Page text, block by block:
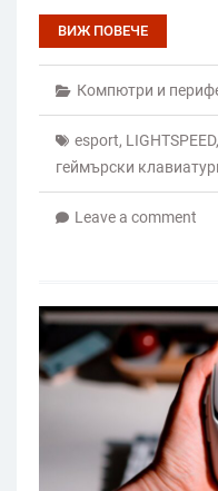
ВИЖ ПОВЕЧЕ
Компютри и
esport, LIGHTSPEED,
геймърски
Leave a comment